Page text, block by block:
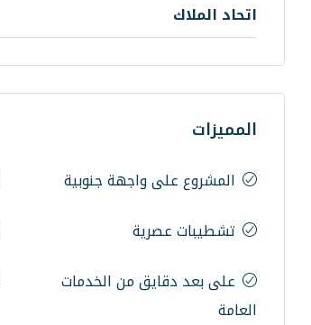
اتحاد الملاك
المميزات
المشروع على واجهة جنوبية
تشطيبات عصرية
على بعد دقايق من الخدمات
العامة